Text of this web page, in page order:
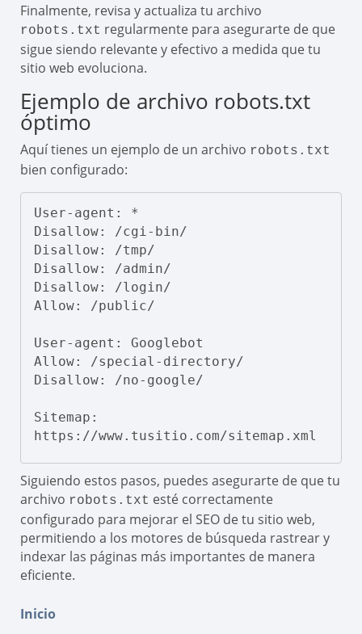
Finalmente, revisa y actualiza tu archivo
robots.txt regularmente para asegurarte de que
sigue siendo relevante y efectivo a medida que tu
sitio web evoluciona.
Ejemplo de archivo robots.txt
óptimo
Aquí tienes un ejemplo de un archivo robots.txt
bien configurado:
User-agent: *
Disallow: /cgi-bin/
Disallow: /tmp/
Disallow: /admin/
Disallow: /login/
Allow: /public/
User-agent: Googlebot
Allow: /special-directory/
Disallow: /no-google/
Sitemap:
https://www.tusitio.com/sitemap.xml
Siguiendo estos pasos, puedes asegurarte de que tu
archivo robots.txt esté correctamente
configurado para mejorar el SEO de tu sitio web,
permitiendo a los motores de búsqueda rastrear y
indexar las páginas más importantes de manera
eficiente.
Inicio